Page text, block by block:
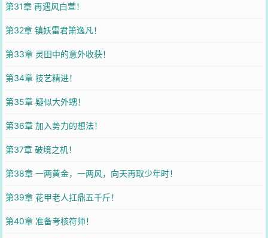
第31章 再遇风白萱！
第32章 镇妖雷君箫逸凡！
第33章 灵田中的意外收获！
第34章 技艺精进！
第35章 疑似大外甥！
第36章 加入势力的想法！
第37章 破境之机！
第38章 一两黄金，一两风，向天再取少年时！
第39章 花甲老人扛鼎五千斤！
第40章 准备考核符师！